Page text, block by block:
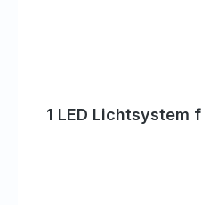
1 LED Lichtsystem